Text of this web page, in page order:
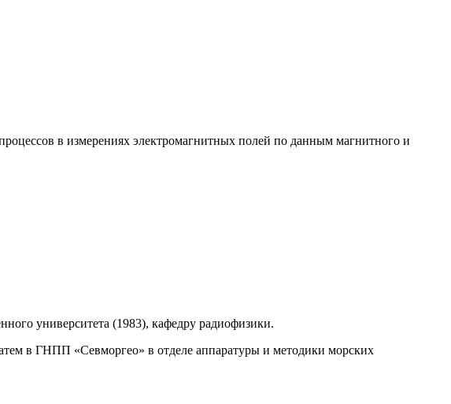
в измерениях электромагнитных полей по данным магнитного и
университета (1983), кафедру радиофизики.
в ГНПП «Севморгео» в отделе аппаратуры и методики морских